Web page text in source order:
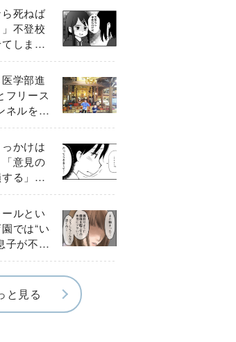
ら死ねば
不登校
しまっ
・後
医学部進
フリース
ネルを脱
〔元野
っかけは
意見の
る」担
しみに…
ールとい
では“い
子が不登
学後に
第１話》
と見る